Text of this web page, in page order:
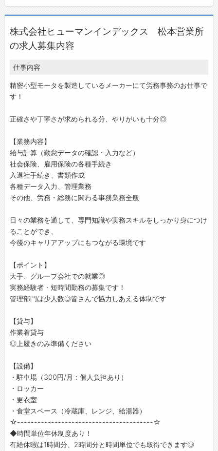
株式会社ヒューマンインデックス 松本営業所
の求人募集内容
仕事内容
精密小型モータを製造しているメーカーにて労務事務のお仕事で
す！
正確さや丁寧さが求められる分、やりがいも十分◎
【業務内容】
給与計算（勤怠データの確認・入力など）
社会保険、雇用保険の各種手続き
入退社手続き、書類作成
各種データ入力、管理業務
その他、労務・総務に関わる事務業務全般
日々の業務を通して、専門知識や実務スキルをしっかり身につけ
ることができ、
今後のキャリアアップにもつながる環境です
【ポイント】
大手、グループ会社での就業◎
実務経験者・短時間勤務の募集です！
管理部門は少人数◎皆さんで協力しあえる体制です
【貸与】
作業着貸与
◎上履きのみ準備ください
【設備】
・駐車場（300円/月：個人負担あり）
・ロッカー
・更衣室
・食堂スペース（冷蔵庫、レンジ、給湯器）
☆----------------------------------------☆
◆時間単位年休制度あり！
有給休暇は1時間分、2時間分と時間単位でも取得できます◎